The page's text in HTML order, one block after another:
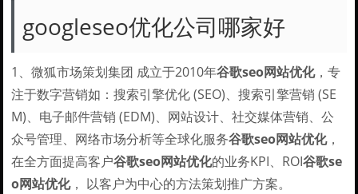
googleseo优化公司哪家好
1、微狐市场策划集团 成立于2010年谷歌seo网站优化，专
注于数字营销如：搜索引擎优化 (SEO)、搜索引擎营销 (SE
M)、电子邮件营销 (EDM)、网站设计、社交媒体营销、公
众号管理、网络市场分析等全球化服务谷歌seo网站优化，
在全方面提高客户谷歌seo网站优化的业务KPI、ROI谷歌se
o网站优化， 以客户为中心的方法策划推广方案。